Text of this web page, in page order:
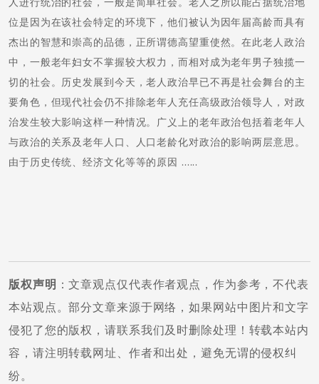
位是因为在该社会特定的环境下，他们被认为因年届高龄而具有
杰出的智慧和崇高的品德，正所谓德高望重使然。在此老人政治
中，一般老年妇女不掌握较大权力，而相对成为老年男子独揽一
切的社会。历史发展到今天，老人政治早已不再是社会舞台的主
要角色，但现代社会仍不排除老年人充任高级政治领导人，对政
治发生较大影响这样一种情况。广义上的老年政治包括着老年人
与政治的关系及老年人口、人口老龄化对政治的影响两层意思。
由于历史传统、经济文化等等的原因 ......
版权声明 ：文章观点仅代表作者观点，作为参考，不代表
本站观点。部分文章来源于网络，如果网站中图片和文字
侵犯了您的版权，请联系我们及时删除处理！转载本站内
容，请注明转载网址、作者和出处，避免无谓的侵权纠
纷。